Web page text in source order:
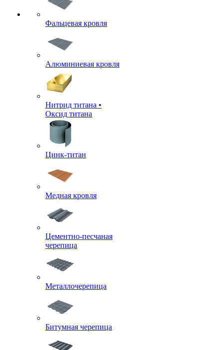
Фальцевая кровля
Алюминиевая кровля
Нитрид титана •
Оксид титана
Цинк-титан
Медная кровля
Цементно-песчаная
черепица
Металлочерепица
Битумная черепица